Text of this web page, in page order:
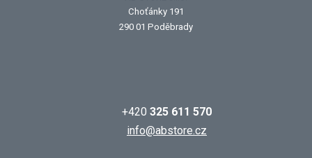
Choťánky 191
290 01 Poděbrady
+420 325 611 570
info@abstore.cz